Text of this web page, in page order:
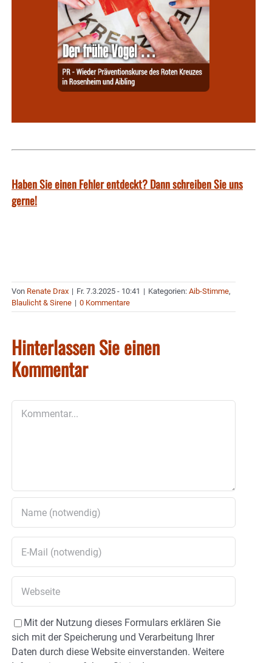
Haben Sie einen Fehler entdeckt? Dann schreiben Sie uns
gerne!
Von Renate Drax | Fr. 7.3.2025 - 10:41 | Kategorien: Aib-Stimme,
Blaulicht & Sirene | 0 Kommentare
Hinterlassen Sie einen
Kommentar
Mit der Nutzung dieses Formulars erklären Sie
sich mit der Speicherung und Verarbeitung Ihrer
Daten durch diese Website einverstanden. Weitere